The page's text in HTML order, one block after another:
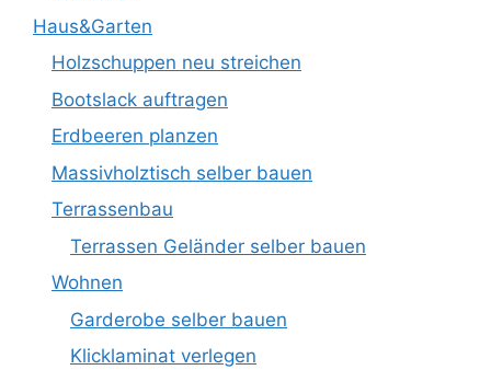
Haus&Garten
Holzschuppen neu streichen
Bootslack auftragen
Erdbeeren planzen
Massivholztisch selber bauen
Terrassenbau
Terrassen Geländer selber bauen
Wohnen
Garderobe selber bauen
Klicklaminat verlegen